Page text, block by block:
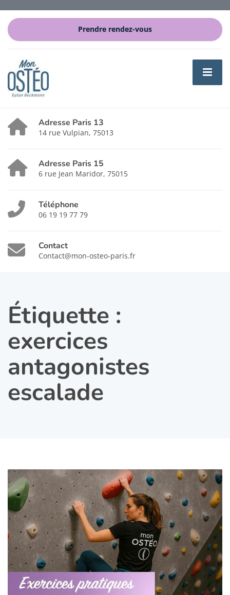
Prendre rendez-vous
Adresse Paris 13
14 rue Vulpian, 75013
Adresse Paris 15
6 rue Jean Maridor, 75015
Téléphone
06 19 19 77 79
Contact
Contact@mon-osteo-paris.fr
Étiquette :
exercices
antagonistes
escalade